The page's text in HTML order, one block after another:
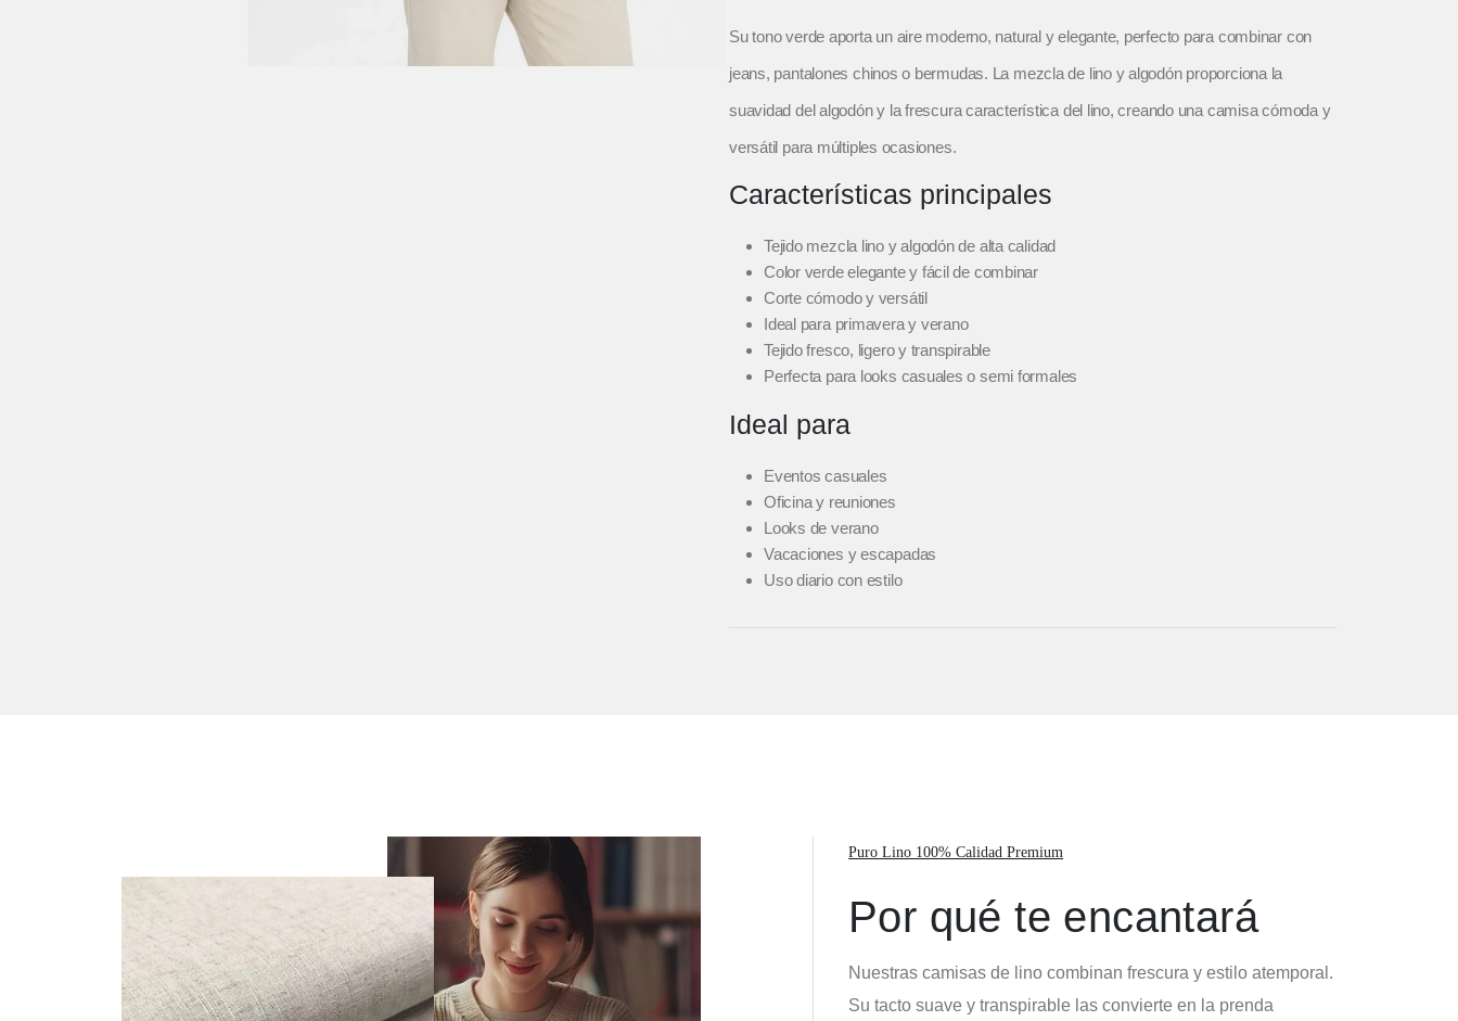
Su tono verde aporta un aire moderno, natural y elegante, perfecto para combinar con
jeans, pantalones chinos o bermudas. La mezcla de lino y algodón proporciona la
suavidad del algodón y la frescura característica del lino, creando una camisa cómoda y
versátil para múltiples ocasiones.
Características principales
Tejido mezcla lino y algodón de alta calidad
Color verde elegante y fácil de combinar
Corte cómodo y versátil
Ideal para primavera y verano
Tejido fresco, ligero y transpirable
Perfecta para looks casuales o semi formales
Ideal para
Eventos casuales
Oficina y reuniones
Looks de verano
Vacaciones y escapadas
Uso diario con estilo
Puro Lino 100% Calidad Premium
Por qué te encantará
Nuestras camisas de lino combinan frescura y estilo atemporal.
Su tacto suave y transpirable las convierte en la prenda